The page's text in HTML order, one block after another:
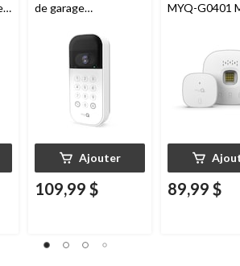
de garage
nocturne, résistant
aux intempéries,
Ajouter
109,99 $
MYQ-G0401
89,99 $